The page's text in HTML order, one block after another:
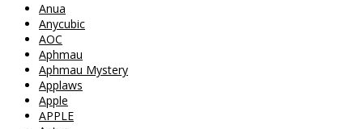
Anua
Anycubic
AOC
Aphmau
Aphmau Mystery
Applaws
Apple
APPLE